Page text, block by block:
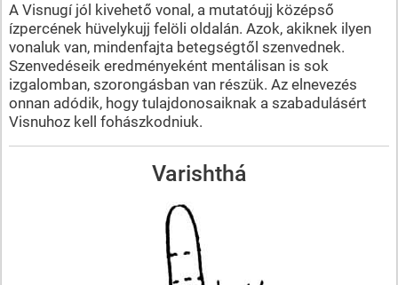
A Visnugí jól kivehető vonal, a mutatóujj középső
ízpercének hüvelykujj felöli oldalán. Azok, akiknek ilyen
vonaluk van, mindenfajta betegségtől szenvednek.
Szenvedéseik eredményeként mentálisan is sok
izgalomban, szorongásban van részük. Az elnevezés
onnan adódik, hogy tulajdonosaiknak a szabadulásért
Visnuhoz kell fohászkodniuk.
Varishthá